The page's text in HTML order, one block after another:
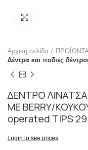
Αρχική σελίδα
Δέντρα και ποδιές
ΔΕΝΤΡΟ ΛΙΝΑΤΣΑ
ΜΕ BERRY/
operated TIPS
Login to see prices